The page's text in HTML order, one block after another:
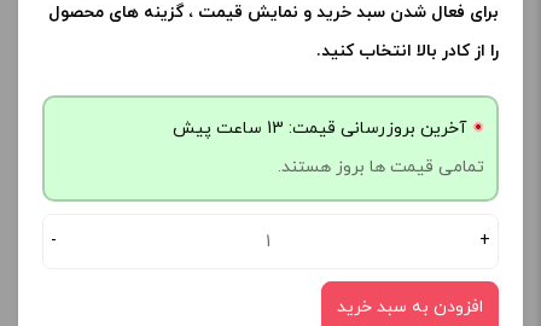
برای فعال شدن سبد خرید و نمایش قیمت ، گزینه های محصول
را از کادر بالا انتخاب کنید.
آخرین بروزرسانی قیمت: 13 ساعت پیش
تمامی قیمت ها بروز هستند.
- +
افزودن به سبد خرید